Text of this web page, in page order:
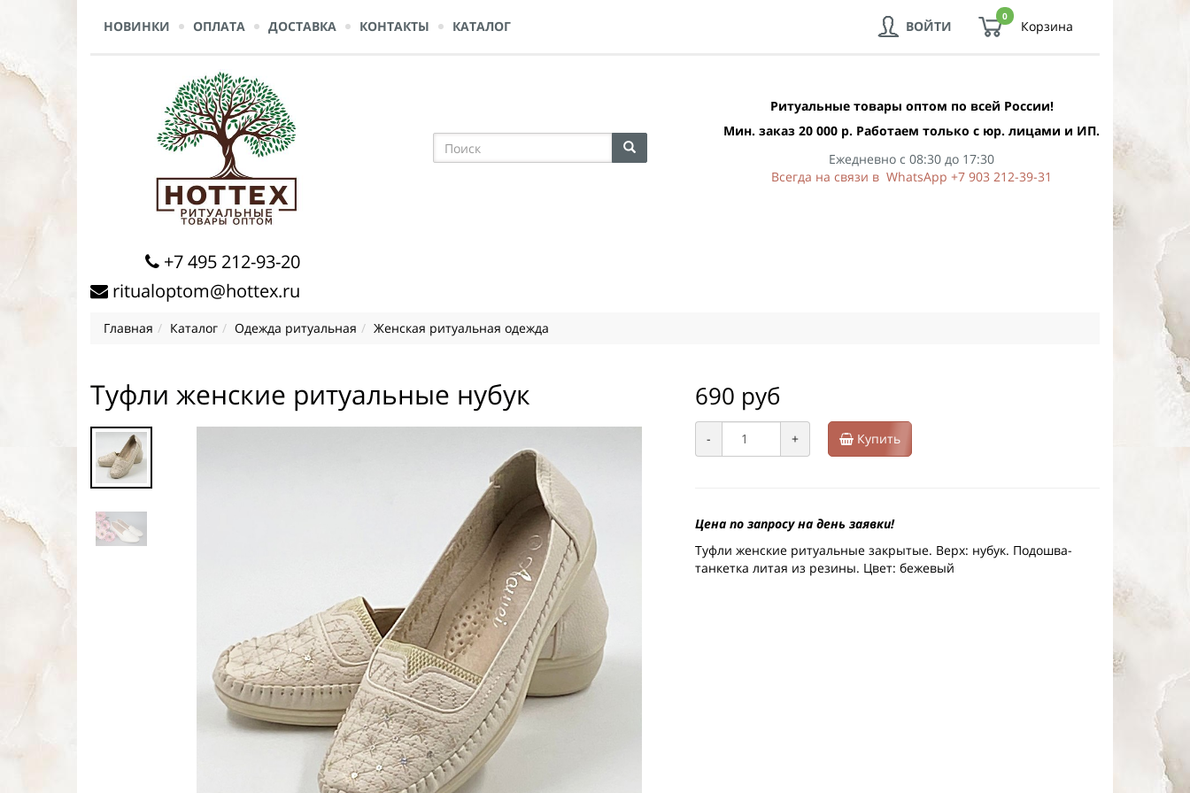
НОВИНКИ ОПЛАТА ДОСТАВКА КОНТАКТЫ КАТАЛОГ
0
Корзина
ВОЙТИ
Ритуальные товары оптом по всей России!
Мин. заказ 20 000 р. Работаем только с юр. лицами и ИП.
Ежедневно с 08:30 до 17:30
Всегда на связи в WhatsApp +7 903 212-39-31
+7 495 212-93-20
ritualoptom@hottex.ru
Главная Каталог Одежда ритуальная Женская ритуальная одежда
Туфли женские ритуальные нубук 690 руб
- + Купить
Цена по запросу на день заявки!
Туфли женские ритуальные закрытые. Верх: нубук. Подошва-
танкетка литая из резины. Цвет: бежевый